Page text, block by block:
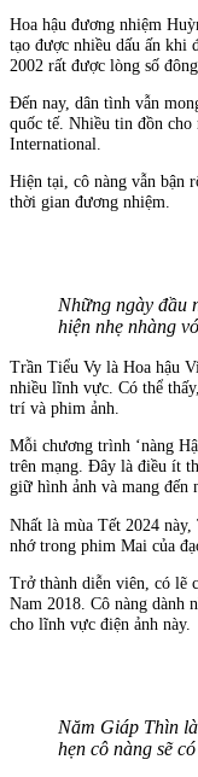
Hoa hậu đương nhiệm
tạo được nhiều dấu ấn khi
2002 rất được lòng số
Đến nay, dân tình vẫn
quốc tế. Nhiều tin đồn cho
International.
Hiện tại, cô nàng vẫn bận
thời gian đương nhiệm.
Những ngày đầu
hiện nhẹ nhàng
Trần Tiểu Vy là Hoa hậu
nhiều lĩnh vực. Có thể
trí và phim ảnh.
Mỗi chương trình ‘nàng
trên mạng. Đây là điều ít
giữ hình ảnh và mang đến
Nhất là mùa Tết 2024
nhớ trong phim Mai của
Trở thành diễn viên, có lẽ
Nam 2018. Cô nàng dành
cho lĩnh vực điện ảnh này.
Năm Giáp Thìn
hẹn cô nàng sẽ